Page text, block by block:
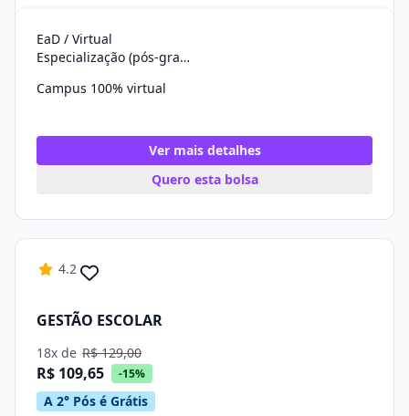
EaD / Virtual
Especialização (pós-graduação)
Campus 100% virtual
Ver mais detalhes
Quero esta bolsa
4.2
GESTÃO ESCOLAR
18x de R$ 129,00
R$ 109,65 -15%
A 2° Pós é Grátis